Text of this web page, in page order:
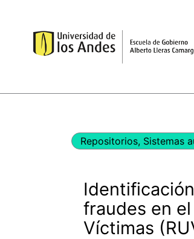
contenido
Repositorios, Sistemas
fraudes en
Víctimas